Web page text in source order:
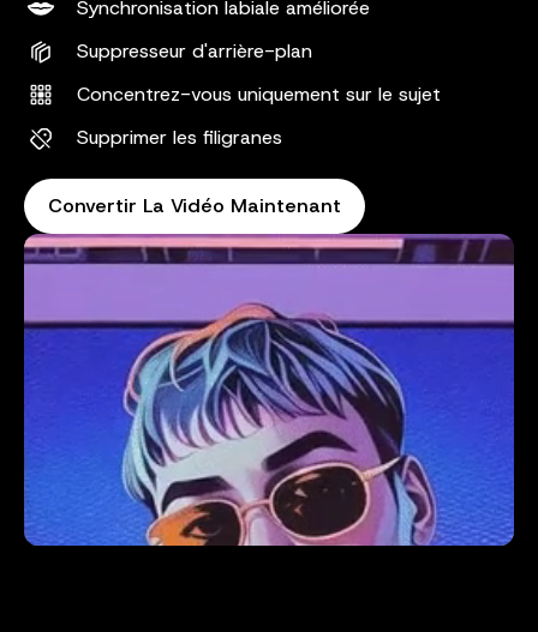
Synchronisation labiale améliorée
Suppresseur d'arrière-plan
Concentrez-vous uniquement sur le sujet
Supprimer les filigranes
Convertir La Vidéo Maintenant